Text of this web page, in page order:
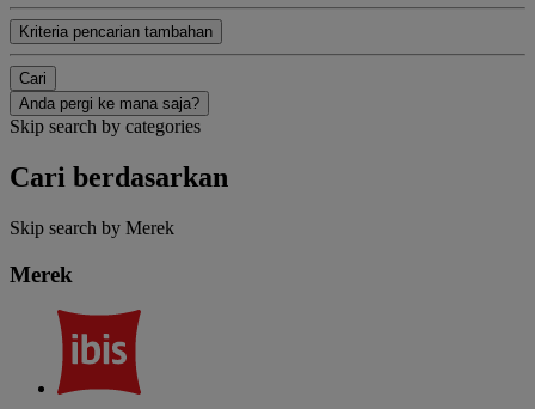
Kriteria pencarian tambahan
Cari
Anda pergi ke mana saja?
Skip search by categories
Cari berdasarkan
Skip search by Merek
Merek